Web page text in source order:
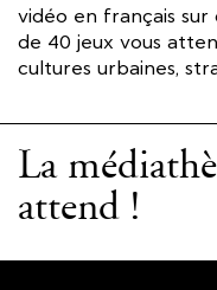
vidéo en français sur
de 40 jeux vous
cultures urbaines,
La
attend !